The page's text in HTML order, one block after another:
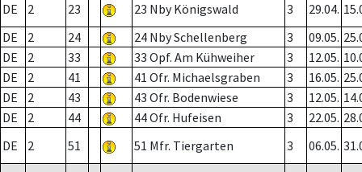
DE
2 23 23 Nby Königswald 3 29.04.
DE
2 24 24 Nby Schellenberg 3 09.05.
DE
2 33 33 Opf. Am Kühweiher 3 12.05.
DE
2 41 41 Ofr. Michaelsgraben 3 16.05.
DE
2 43 43 Ofr. Bodenwiese 3 12.05.
DE
2 44 44 Ofr. Hufeisen 3 22.05.
DE
2 51 51 Mfr. Tiergarten 3 06.05.